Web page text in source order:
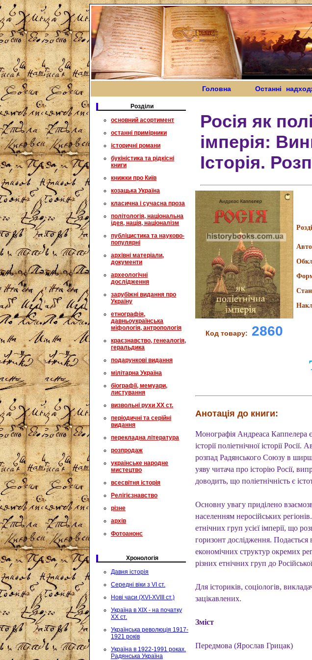
Головна Останні
Розділи
основний асортимент
останні примірники
історичні романи
букіністика та рідкісні
книги
книжки про Київ
козацька Україна
класична і сучасна проза
політологія, національна
ідея, нація, націоналізм
публіцистика та науково-
популярні
архівні матеріали,
документи
археологічні
дослідження
зарубіжні видання про
Україну
етнографія,
давньоукраїнська
міфологія, антропологія
краєзнавство, генеалогія,
геральдика
подарункові видання
мілітарна Україна
біографії, мемуари,
листування
визвольні рухи XX ст.
періодичні та серійні
видання
перекладна література
розпродаж
українське народне
мистецтво
всесвітня історія
Релігієзнавство
різне
архів
Фотоанонс
Хронологія
Давня історія
Середні віки з VI ст.
Нові часи (XVI-XVIII ст.)
Україна в XIX - на початку
XX ст.
Українська революція 1917-
1921 років
Україна в 1922-1991 роках.
Радянська Україна
Росія як
імперія:
Історія.
Код товару: 2860
Анотація до книги:
Монографія Андреаса Каппелера
історії поліетнічної історії
розпад Радянського Союзу в
уяву читача про історію Росії,
доводить, що поліетнічність є
Основну увагу приділено
населенням неросійських
етнічних груп усієї імперії, що
горизонт дослідження. Подається
економічних структур окремих
різних етнічних груп до Російської
Для істориків, соціологів,
зацікавлених.
Зміст
Передмова (Ярослав Грицак)